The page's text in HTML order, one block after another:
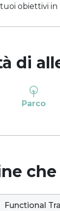
obiettivi in
di
Parco
Functional